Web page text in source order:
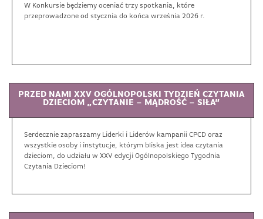
W Konkursie będziemy oceniać trzy spotkania, które
przeprowadzone od stycznia do końca września 2026 r.
PRZED NAMI XXV OGÓLNOPOLSKI TYDZIEŃ CZYTANIA
DZIECIOM „CZYTANIE – MĄDROŚĆ – SIŁA”
Serdecznie zapraszamy Liderki i Liderów kampanii CPCD oraz
wszystkie osoby i instytucje, którym bliska jest idea czytania
dzieciom, do udziału w XXV edycji Ogólnopolskiego Tygodnia
Czytania Dzieciom!